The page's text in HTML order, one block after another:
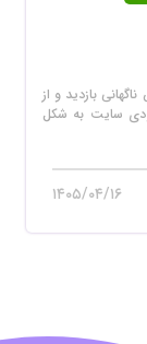
بازدید و از
سایت به شکل
۱۴۰۵/۰۴/۱۶